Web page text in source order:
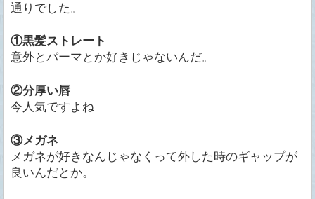
通りでした。
①黒髪ストレート
意外とパーマとか好きじゃないんだ。
②分厚い唇
今人気ですよね
③メガネ
メガネが好きなんじゃなくって外した時のギャップが
良いんだとか。